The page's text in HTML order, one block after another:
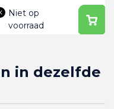
Niet op
voorraad
in dezelfde